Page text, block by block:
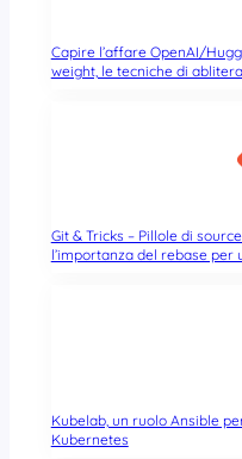
Capire l’affare OpenAI/
weight, le tecniche di
Git & Tricks – Pillole di
l’importanza del rebase per
Kubelab, un ruolo Ansible
Kubernetes